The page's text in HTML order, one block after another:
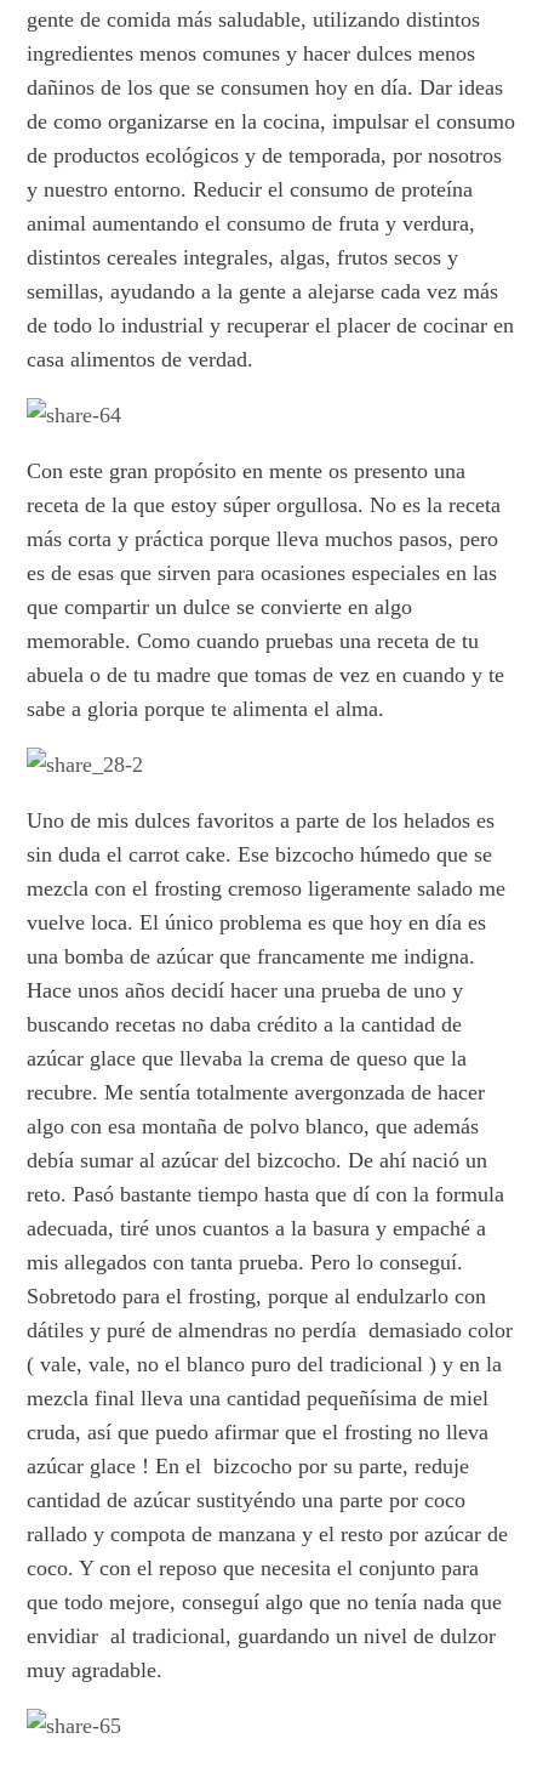
gente de comida más saludable, utilizando distintos
ingredientes menos comunes y hacer dulces menos
dañinos de los que se consumen hoy en día. Dar ideas
de como organizarse en la cocina, impulsar el consumo
de productos ecológicos y de temporada, por nosotros
y nuestro entorno. Reducir el consumo de proteína
animal aumentando el consumo de fruta y verdura,
distintos cereales integrales, algas, frutos secos y
semillas, ayudando a la gente a alejarse cada vez más
de todo lo industrial y recuperar el placer de cocinar en
casa alimentos de verdad.
Con este gran propósito en mente os presento una
receta de la que estoy súper orgullosa. No es la receta
más corta y práctica porque lleva muchos pasos, pero
es de esas que sirven para ocasiones especiales en las
que compartir un dulce se convierte en algo
memorable. Como cuando pruebas una receta de tu
abuela o de tu madre que tomas de vez en cuando y te
sabe a gloria porque te alimenta el alma.
Uno de mis dulces favoritos a parte de los helados es
sin duda el carrot cake. Ese bizcocho húmedo que se
mezcla con el frosting cremoso ligeramente salado me
vuelve loca. El único problema es que hoy en día es
una bomba de azúcar que francamente me indigna.
Hace unos años decidí hacer una prueba de uno y
buscando recetas no daba crédito a la cantidad de
azúcar glace que llevaba la crema de queso que la
recubre. Me sentía totalmente avergonzada de hacer
algo con esa montaña de polvo blanco, que además
debía sumar al azúcar del bizcocho. De ahí nació un
reto. Pasó bastante tiempo hasta que dí con la formula
adecuada, tiré unos cuantos a la basura y empaché a
mis allegados con tanta prueba. Pero lo conseguí.
Sobretodo para el frosting, porque al endulzarlo con
dátiles y puré de almendras no perdía demasiado color
( vale, vale, no el blanco puro del tradicional ) y en la
mezcla final lleva una cantidad pequeñísima de miel
cruda, así que puedo afirmar que el frosting no lleva
azúcar glace ! En el bizcocho por su parte, reduje
cantidad de azúcar sustityéndo una parte por coco
rallado y compota de manzana y el resto por azúcar de
coco. Y con el reposo que necesita el conjunto para
que todo mejore, conseguí algo que no tenía nada que
envidiar al tradicional, guardando un nivel de dulzor
muy agradable.